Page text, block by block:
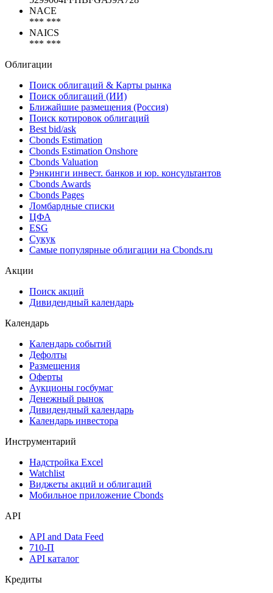
NACE
*** ***
NAICS
*** ***
Облигации
Поиск облигаций & Карты рынка
Поиск облигаций (ИИ)
Ближайшие размещения (Россия)
Поиск котировок облигаций
Best bid/ask
Cbonds Estimation
Cbonds Estimation Onshore
Cbonds Valuation
Рэнкинги инвест. банков и юр. консультантов
Cbonds Awards
Cbonds Pages
Ломбардные списки
ЦФА
ESG
Сукук
Самые популярные облигации на Cbonds.ru
Акции
Поиск акций
Дивидендный календарь
Календарь
Календарь событий
Дефолты
Размещения
Оферты
Аукционы госбумаг
Денежный рынок
Дивидендный календарь
Календарь инвестора
Инструментарий
Надстройка Excel
Watchlist
Виджеты акций и облигаций
Мобильное приложение Cbonds
API
API and Data Feed
710-П
API каталог
Кредиты